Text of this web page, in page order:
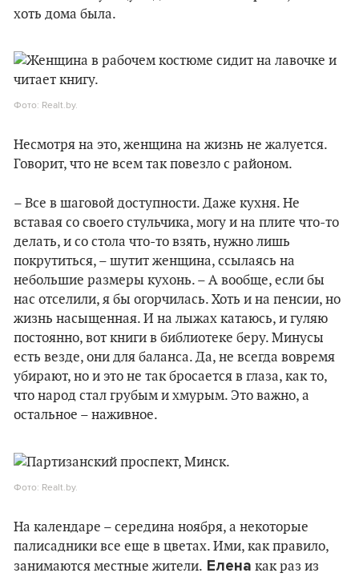
хоть дома была.
Фото: Realt.by.
Несмотря на это, женщина на жизнь не жалуется.
Говорит, что не всем так повезло с районом.
– Все в шаговой доступности. Даже кухня. Не
вставая со своего стульчика, могу и на плите что-то
делать, и со стола что-то взять, нужно лишь
покрутиться, – шутит женщина, ссылаясь на
небольшие размеры кухонь. – А вообще, если бы
нас отселили, я бы огорчилась. Хоть и на пенсии, но
жизнь насыщенная. И на лыжах катаюсь, и гуляю
постоянно, вот книги в библиотеке беру. Минусы
есть везде, они для баланса. Да, не всегда вовремя
убирают, но и это не так бросается в глаза, как то,
что народ стал грубым и хмурым. Это важно, а
остальное – наживное.
Фото: Realt.by.
На календаре – середина ноября, а некоторые
палисадники все еще в цветах. Ими, как правило,
занимаются местные жители. Елена как раз из